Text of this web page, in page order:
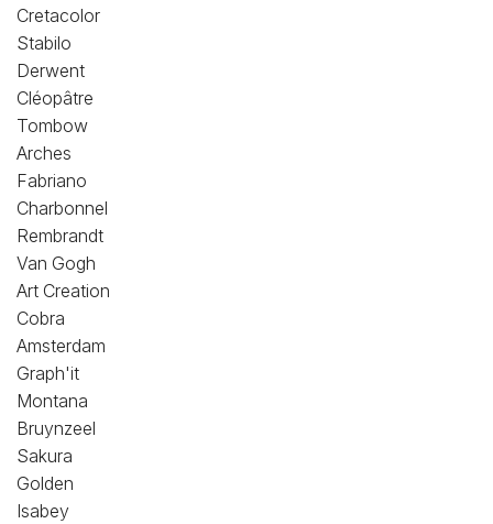
Cretacolor
Stabilo
Derwent
Cléopâtre
Tombow
Arches
Fabriano
Charbonnel
Rembrandt
Van Gogh
Art Creation
Cobra
Amsterdam
Graph'it
Montana
Bruynzeel
Sakura
Golden
Isabey